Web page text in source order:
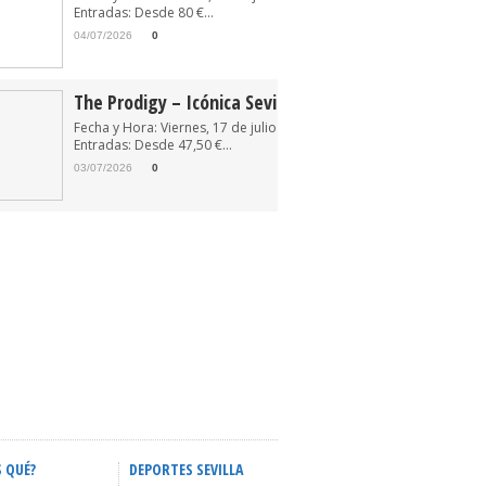
Entradas: Desde 80 €...
04/07/2026 0
The Prodigy – Icónica Sevilla Fest 2026
Fecha y Hora: Viernes, 17 de julio de 2026 22:30
Entradas: Desde 47,50 €...
03/07/2026 0
QUÉ? DEPORTES SEVILLA